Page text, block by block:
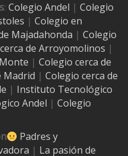
: Colegio Andel | Colegio
| Colegio en
Majadahonda | Colegio
de Arroyomolinos |
| Colegio cerca de
Madrid | Colegio cerca de
| Instituto Tecnológico
Andel | Colegio
Padres y
| La pasión de